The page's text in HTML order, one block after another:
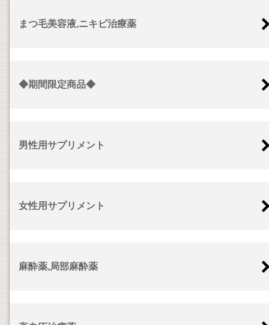
まつ毛美容液,ニキビ治療薬
◆期間限定商品◆
男性用サプリメント
女性用サプリメント
麻酔薬,局部麻酔薬